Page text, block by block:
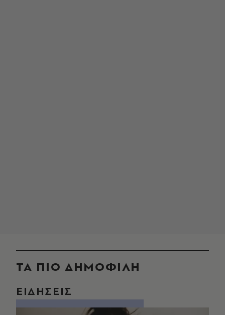
ΤΑ ΠΙΟ ΔΗΜΟΦΙΛΗ
ΕΙΔΗΣΕΙΣ